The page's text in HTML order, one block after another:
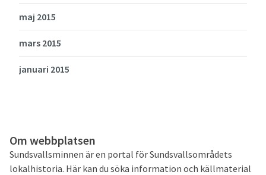
maj 2015
mars 2015
januari 2015
Om webbplatsen
Sundsvallsminnen är en portal för Sundsvallsområdets
lokalhistoria. Här kan du söka information och källmaterial